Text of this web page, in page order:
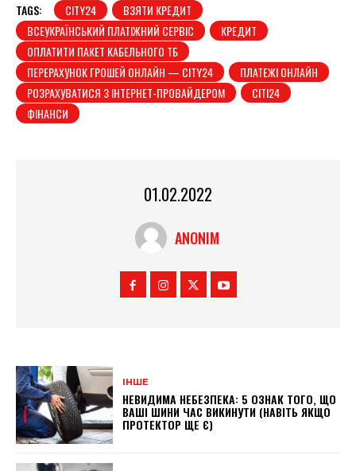
TAGS: CITY24
ВЗЯТИ КРЕДИТ
ВСЕУКРАЇНСЬКИЙ ПЛАТІЖНИЙ СЕРВІС
КРЕДИТ
ОПЛАТИТИ ПАКЕТ КАБЕЛЬНОГО ТБ
ПЕРЕРАХУНОК ГРОШЕЙ ОНЛАЙН — CITY24
ПЛАТЕЖІ ОНЛАЙН
РОЗРАХУВАТИСЯ З ІНТЕРНЕТ-ПРОВАЙДЕРОМ
СІТІ24
ФІНАНСИ
01.02.2022
ANONIM
ІНШЕ
НЕВИДИМА НЕБЕЗПЕКА: 5 ОЗНАК ТОГО, ЩО
ВАШІ ШИНИ ЧАС ВИКИНУТИ (НАВІТЬ ЯКЩО
ПРОТЕКТОР ЩЕ Є)